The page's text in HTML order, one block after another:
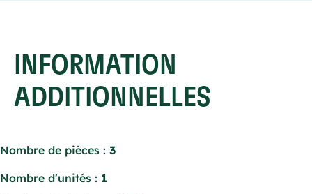
INFORMATION
ADDITIONNELLES
Nombre de pièces : 3
Nombre d'unités : 1